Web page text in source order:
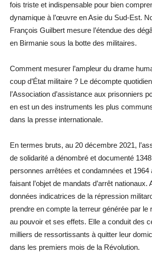
fois triste et indispensable pour bien
dynamique à l’œuvre en Asie du Sud-Est.
François Guilbert mesure l’étendue des
en Birmanie sous la botte des militaires.
Comment mesurer l’ampleur du drame
coup d’État militaire ? Le décompte
l’Association d’assistance aux prisonniers
en est un des instruments les plus
dans la presse internationale.
En termes bruts, au 20 décembre 2021,
de solidarité a dénombré et documenté
personnes arrêtées et condamnées et 1964
faisant l’objet de mandats d’arrêt nationaux.
données indicatrices de la répression
prendre en compte la terreur générée par le
au pouvoir et ses effets. Elle a conduit des
milliers de ressortissants à quitter leur
dans les premiers mois de la Révolution.